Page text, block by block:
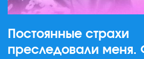
Постоянные страхи
преследовали меня.